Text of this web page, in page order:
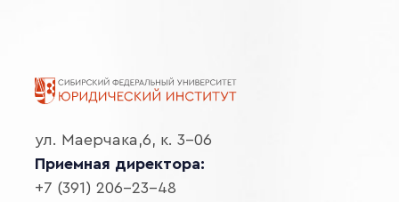
ул. Маерчака,6, к. 3-06
Приемная директора:
+7 (391) 206-23-48